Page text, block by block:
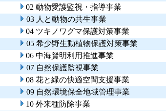
02 動物愛護監視・指導事業
03 人と動物の共生事業
04 ツキノワグマ保護対策事業
05 希少野生動植物保護対策事業
06 中海賢明利用推進事業
07 自然保護監視事業
08 花と緑の快適空間支援事業
09 自然環境保全地域管理事業
10 外来種防除事業